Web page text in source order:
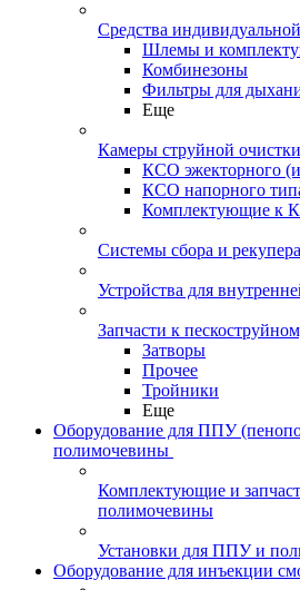
Средства
Шлемы и
Комбинезоны
Фильтры для
Еще
Камеры струйной очистки
КСО эжекторного
КСО напорного
Комплектующие к
Системы сбора и
Устройства для
Запчасти к
Затворы
Прочее
Тройники
Еще
Оборудование для ППУ
полимочевины
Комплектующие и
полимочевины
Установки для ППУ и
Оборудование для инъекции